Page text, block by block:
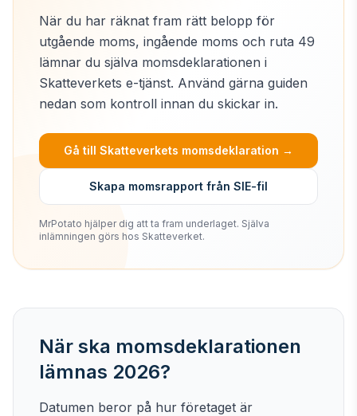
När du har räknat fram rätt belopp för
utgående moms, ingående moms och ruta 49
lämnar du själva momsdeklarationen i
Skatteverkets e-tjänst. Använd gärna guiden
nedan som kontroll innan du skickar in.
Gå till Skatteverkets momsdeklaration →
Skapa momsrapport från SIE-fil
MrPotato hjälper dig att ta fram underlaget. Själva
inlämningen görs hos Skatteverket.
När ska momsdeklarationen
lämnas 2026?
Datumen beror på hur företaget är